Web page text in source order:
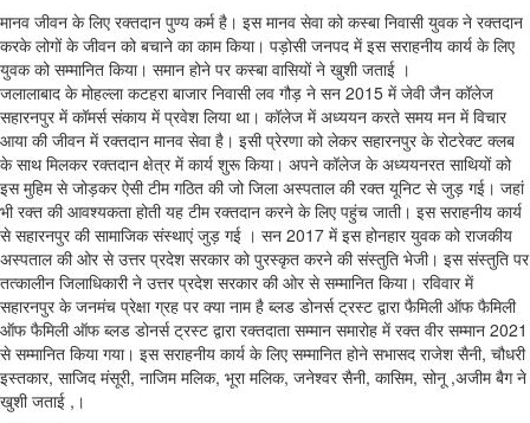
मानव जीवन के लिए रक्तदान पुण्य कर्म है। इस मानव सेवा को कस्बा निवासी युवक ने रक्तदान
करके लोगों के जीवन को बचाने का काम किया। पड़ोसी जनपद में इस सराहनीय कार्य के लिए
युवक को सम्मानित किया। समान होने पर कस्बा वासियों ने खुशी जताई ।
जलालाबाद के मोहल्ला कटहरा बाजार निवासी लव गौड़ ने सन 2015 में जेवी जैन कॉलेज
सहारनपुर में कॉमर्स संकाय में प्रवेश लिया था। कॉलेज में अध्ययन करते समय मन में विचार
आया की जीवन में रक्तदान मानव सेवा है। इसी प्रेरणा को लेकर सहारनपुर के रोटरेक्ट क्लब
के साथ मिलकर रक्तदान क्षेत्र में कार्य शुरू किया। अपने कॉलेज के अध्ययनरत साथियों को
इस मुहिम से जोड़कर ऐसी टीम गठित की जो जिला अस्पताल की रक्त यूनिट से जुड़ गई। जहां
भी रक्त की आवश्यकता होती यह टीम रक्तदान करने के लिए पहुंच जाती। इस सराहनीय कार्य
से सहारनपुर की सामाजिक संस्थाएं जुड़ गई । सन 2017 में इस होनहार युवक को राजकीय
अस्पताल की ओर से उत्तर प्रदेश सरकार को पुरस्कृत करने की संस्तुति भेजी। इस संस्तुति पर
तत्कालीन जिलाधिकारी ने उत्तर प्रदेश सरकार की ओर से सम्मानित किया। रविवार में
सहारनपुर के जनमंच प्रेक्षा ग्रह पर क्या नाम है ब्लड डोनर्स ट्रस्ट द्वारा फैमिली ऑफ फैमिली
ऑफ फैमिली ऑफ ब्लड डोनर्स ट्रस्ट द्वारा रक्तदाता सम्मान समारोह में रक्त वीर सम्मान 2021
से सम्मानित किया गया। इस सराहनीय कार्य के लिए सम्मानित होने सभासद राजेश सैनी, चौधरी
इस्तकार, साजिद मंसूरी, नाजिम मलिक, भूरा मलिक, जनेश्वर सैनी, कासिम, सोनू ,अजीम बैग ने
खुशी जताई ,।